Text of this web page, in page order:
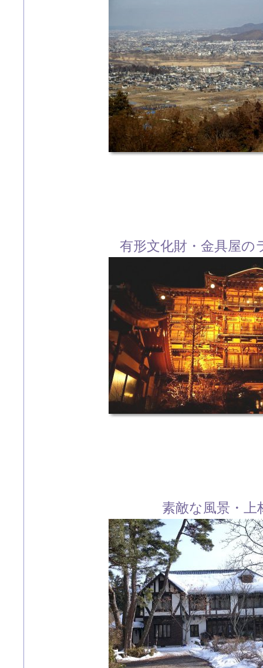
有形文化財・金具屋の
素敵な風景・上